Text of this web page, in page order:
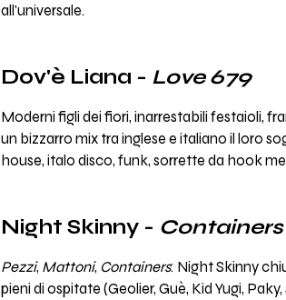
all'universale.
Dov'è Liana - Love 679
Moderni figli dei fiori, inarrestabili festaioli,
un bizzarro mix tra inglese e italiano il loro
house, italo disco, funk, sorrette da hook
Night Skinny - Containers
Pezzi, Mattoni, Containers: Night Skinny
pieni di ospitate (Geolier, Guè, Kid Yugi,